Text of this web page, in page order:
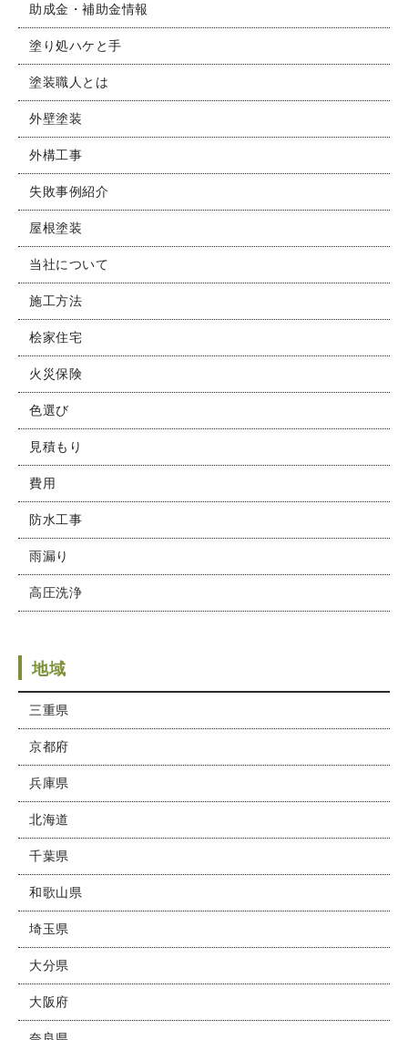
助成金・補助金情報
塗り処ハケと手
塗装職人とは
外壁塗装
外構工事
失敗事例紹介
屋根塗装
当社について
施工方法
桧家住宅
火災保険
色選び
見積もり
費用
防水工事
雨漏り
高圧洗浄
地域
三重県
京都府
兵庫県
北海道
千葉県
和歌山県
埼玉県
大分県
大阪府